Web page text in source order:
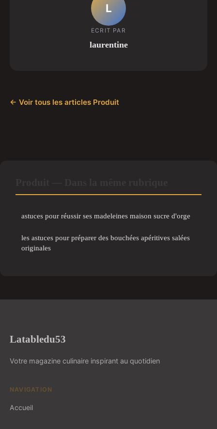
L
ECRIT PAR
laurentine
← Voir tous les articles Produit
astuces pour réussir ses madeleines maison sucre d'orge
les astuces pour préparer des bouchées apéritives salées
originales
Latabledu53
Votre magazine culinaire inspirant au quotidien
NAVIGATION
Accueil